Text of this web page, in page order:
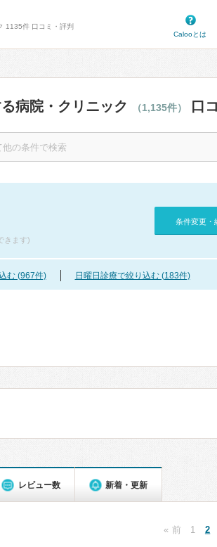
1135件 口コミ・評判
Calooとは
病院・クリニック （1,135件） 口
きます)
条件変更・
む (967件) 日曜日診療で絞り込む (183件)
レビュー数 新着・更新
« 前 1 2